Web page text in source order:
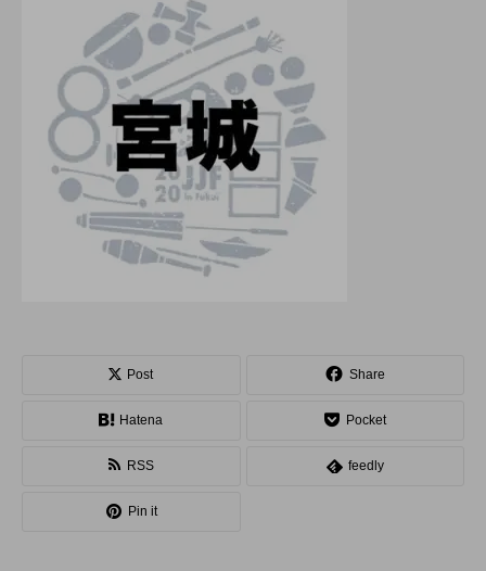
北海道 東北 関東
四国 中国 九州 沖縄
オンライン ボール クラブ
ディアボロ スティック
フラワースティック シガーボックス
スピニングプレート ポイ
スタッフ
コンタクトジャグリング マイナージャグリング
Post Share
Hatena Pocket
RSS feedly
Pin it